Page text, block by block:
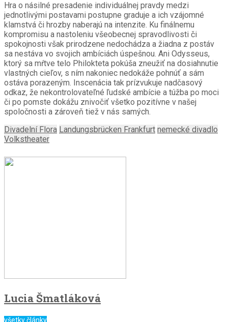
Hra o násilné presadenie individuálnej pravdy medzi
jednotlivými postavami postupne graduje a ich vzájomné
klamstvá či hrozby naberajú na intenzite. Ku finálnemu
kompromisu a nastoleniu všeobecnej spravodlivosti či
spokojnosti však prirodzene nedochádza a žiadna z postáv
sa nestáva vo svojich ambíciách úspešnou. Ani Odysseus,
ktorý sa mŕtve telo Philokteta pokúša zneužiť na dosiahnutie
vlastných cieľov, s ním nakoniec nedokáže pohnúť a sám
ostáva porazeným. Inscenácia tak prízvukuje nadčasový
odkaz, že nekontrolovateľné ľudské ambície a túžba po moci
či po pomste dokážu znivočiť všetko pozitívne v našej
spoločnosti a zároveň tiež v nás samých.
Divadelní Flora Landungsbrücken Frankfurt nemecké divadlo
Volkstheater
Lucia Šmatláková
všetky články